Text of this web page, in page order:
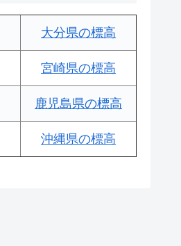
大分県の標高
宮崎県の標高
鹿児島県の標高
沖縄県の標高